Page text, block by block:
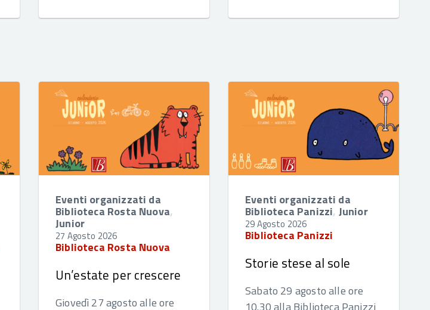
Eventi organizzati da
Biblioteca Rosta Nuova,
Junior
27 Agosto 2026
Biblioteca Rosta Nuova
Un’estate per crescere
Giovedì 27 agosto alle ore
Eventi organizzati da
Biblioteca Panizzi, Junior
29 Agosto 2026
Biblioteca Panizzi
Storie stese al sole
Sabato 29 agosto alle ore
10.30 alla Biblioteca Panizzi